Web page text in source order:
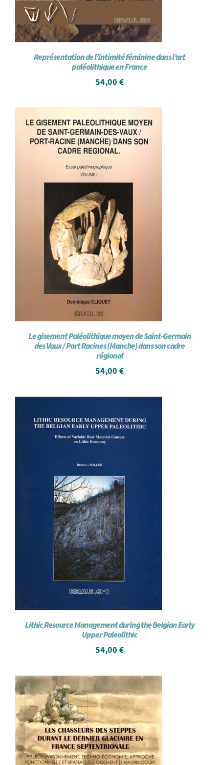
Représentation de l’intimité féminine dans l’art
paléolithique en France
54,00 €
Le gisement Paléolithique moyen de Saint-Germain
des Vaux / Port Racines (Manche) dans son cadre
régional
54,00 €
Lithic Resource Management during the Belgian Early
Upper Paleolithic
54,00 €